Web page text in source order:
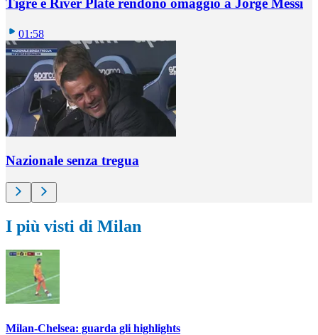
Tigre e River Plate rendono omaggio a Jorge Messi
01:58
Nazionale senza tregua
I più visti di Milan
Milan-Chelsea: guarda gli highlights